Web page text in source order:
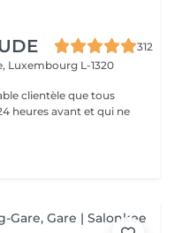
312
Luxembourg L-1320
clientèle que tous
heures avant et qui ne